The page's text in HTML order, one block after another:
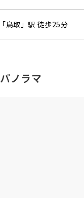
「鳥取 」駅 徒歩25分
パノラマ